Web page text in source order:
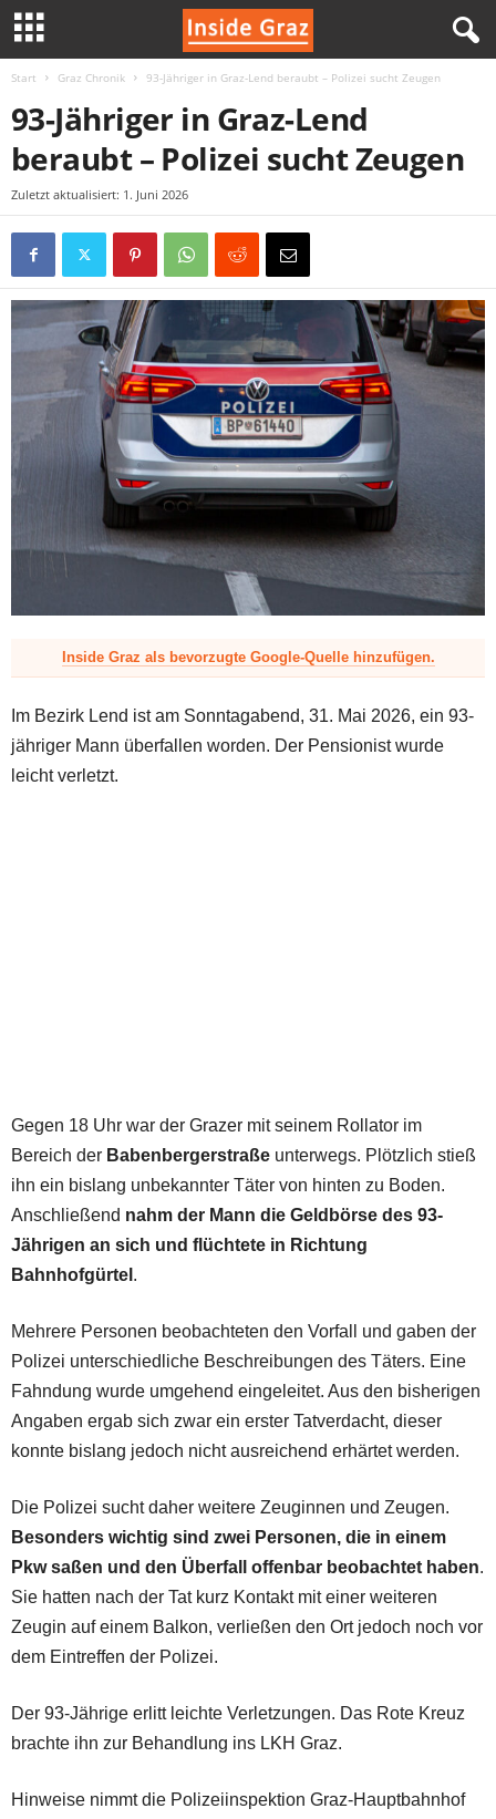
Start Graz Chronik 93-Jähriger in Graz-Lend beraubt – Polizei sucht Zeugen
93-Jähriger in Graz-Lend
beraubt – Polizei sucht Zeugen
Zuletzt aktualisiert: 1. Juni 2026
Inside Graz als bevorzugte Google-Quelle hinzufügen.
Im Bezirk Lend ist am Sonntagabend, 31. Mai 2026, ein 93-
jähriger Mann überfallen worden. Der Pensionist wurde
leicht verletzt.
Gegen 18 Uhr war der Grazer mit seinem Rollator im
Bereich der Babenbergerstraße unterwegs. Plötzlich stieß
ihn ein bislang unbekannter Täter von hinten zu Boden.
Anschließend nahm der Mann die Geldbörse des 93-
Jährigen an sich und flüchtete in Richtung
Bahnhofgürtel .
Mehrere Personen beobachteten den Vorfall und gaben der
Polizei unterschiedliche Beschreibungen des Täters. Eine
Fahndung wurde umgehend eingeleitet. Aus den bisherigen
Angaben ergab sich zwar ein erster Tatverdacht, dieser
konnte bislang jedoch nicht ausreichend erhärtet werden.
Die Polizei sucht daher weitere Zeuginnen und Zeugen.
Besonders wichtig sind zwei Personen, die in einem
Pkw saßen und den Überfall offenbar beobachtet haben.
Sie hatten nach der Tat kurz Kontakt mit einer weiteren
Zeugin auf einem Balkon, verließen den Ort jedoch noch vor
dem Eintreffen der Polizei.
Der 93-Jährige erlitt leichte Verletzungen. Das Rote Kreuz
brachte ihn zur Behandlung ins LKH Graz.
Hinweise nimmt die Polizeiinspektion Graz-Hauptbahnhof